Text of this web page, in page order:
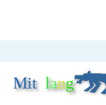
Mitlang